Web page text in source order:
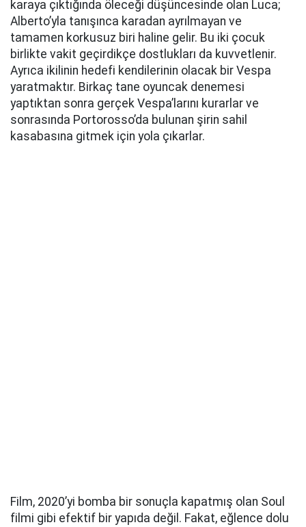
karaya çıktığında öleceği düşüncesinde olan Luca;
Alberto’yla tanışınca karadan ayrılmayan ve
tamamen korkusuz biri haline gelir. Bu iki çocuk
birlikte vakit geçirdikçe dostlukları da kuvvetlenir.
Ayrıca ikilinin hedefi kendilerinin olacak bir Vespa
yaratmaktır. Birkaç tane oyuncak denemesi
yaptıktan sonra gerçek Vespa’larını kurarlar ve
sonrasında Portorosso’da bulunan şirin sahil
kasabasına gitmek için yola çıkarlar.
Film, 2020’yi bomba bir sonuçla kapatmış olan Soul
filmi gibi efektif bir yapıda değil. Fakat, eğlence dolu